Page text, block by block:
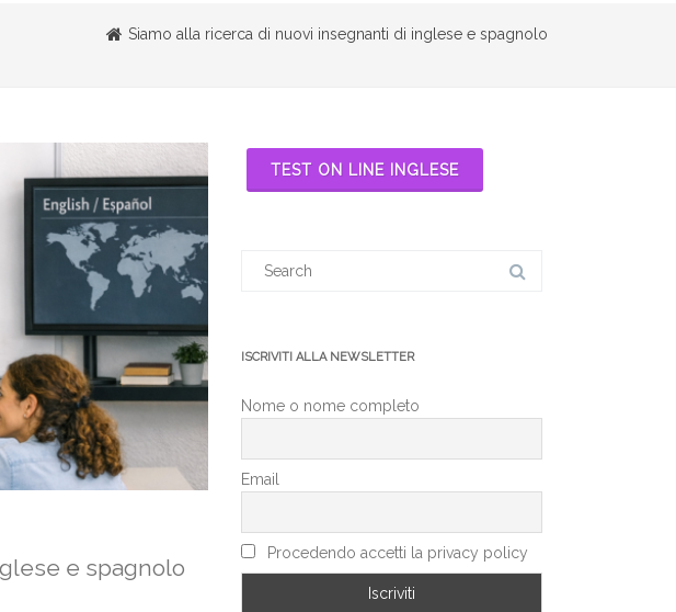
Siamo alla ricerca di nuovi insegnanti di inglese e spagnolo
e spagnolo
TEST ON LINE INGLESE
ISCRIVITI ALLA NEWSLETTER
Nome o nome completo
Email
Procedendo accetti la privacy policy